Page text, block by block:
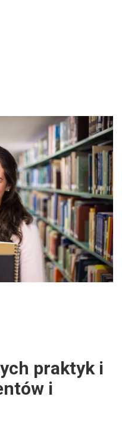
praktyk i
i